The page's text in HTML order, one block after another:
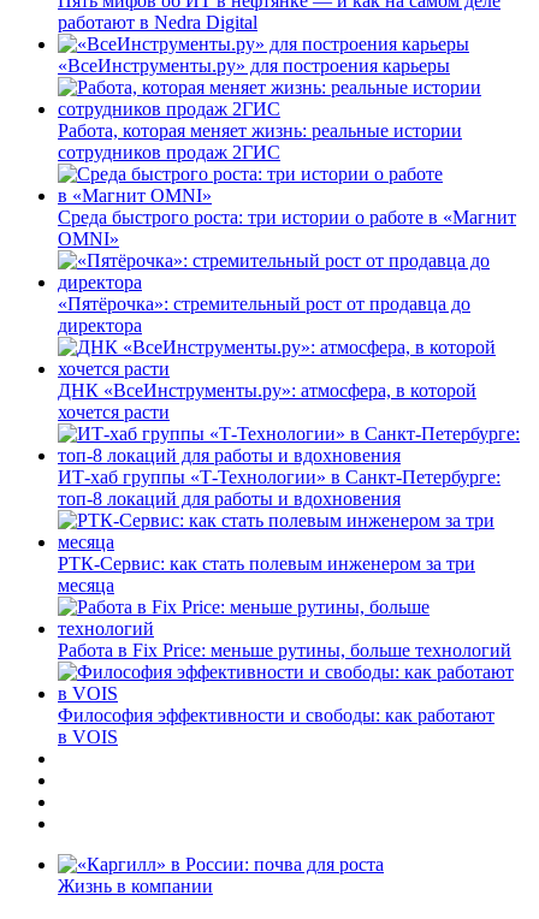
работают в Nedra Digital
«ВсеИнструменты.ру» для построения карьеры
Работа, которая меняет жизнь: реальные истории
сотрудников продаж 2ГИС
Среда быстрого роста: три истории о работе в «Магнит
OMNI»
«Пятёрочка»: стремительный рост от продавца до
директора
ДНК «ВсеИнструменты.ру»: атмосфера, в которой
хочется расти
ИТ-хаб группы «Т-Технологии» в Санкт-Петербурге:
топ-8 локаций для работы и вдохновения
РТК-Сервис: как стать полевым инженером за три
месяца
Работа в Fix Price: меньше рутины, больше технологий
Философия эффективности и свободы: как работают
в VOIS
Жизнь в компании